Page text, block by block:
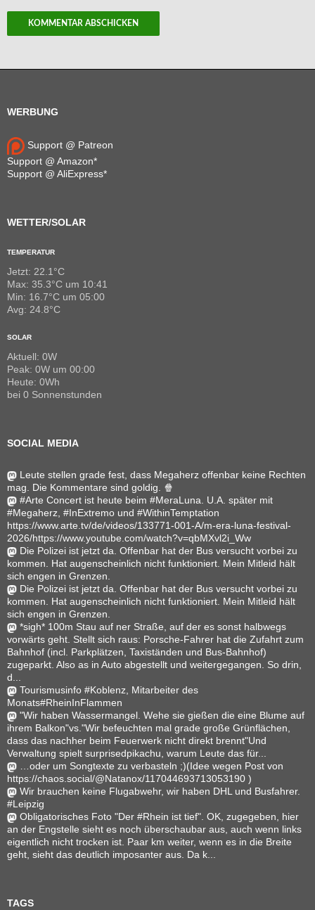
WERBUNG
Support @ Patreon
Support @ Amazon*
Support @ AliExpress*
WETTER/SOLAR
TEMPERATUR
Jetzt: 22.1°C
Max: 35.3°C um 10:41
Min: 16.7°C um 05:00
Avg: 24.8°C
SOLAR
Aktuell: 0W
Peak: 0W um 00:00
Heute: 0Wh
bei 0 Sonnenstunden
SOCIAL MEDIA
Leute stellen grade fest, dass Megaherz offenbar keine Rechten
mag. Die Kommentare sind goldig. 🍿
#Arte Concert ist heute beim #MeraLuna. U.A. später mit
#Megaherz, #InExtremo und #WithinTemptation
https://www.arte.tv/de/videos/133771-001-A/m-era-luna-festival-
2026/https://www.youtube.com/watch?v=qbMXvl2i_Ww
Die Polizei ist jetzt da. Offenbar hat der Bus versucht vorbei zu
kommen. Hat augenscheinlich nicht funktioniert. Mein Mitleid hält
sich engen in Grenzen.
Die Polizei ist jetzt da. Offenbar hat der Bus versucht vorbei zu
kommen. Hat augenscheinlich nicht funktioniert. Mein Mitleid hält
sich engen in Grenzen.
*sigh* 100m Stau auf ner Straße, auf der es sonst halbwegs
vorwärts geht. Stellt sich raus: Porsche-Fahrer hat die Zufahrt zum
Bahnhof (incl. Parkplätzen, Taxiständen und Bus-Bahnhof)
zugeparkt. Also as in Auto abgestellt und weitergegangen. So drin,
d...
Tourismusinfo #Koblenz, Mitarbeiter des
Monats#RheinInFlammen
"Wir haben Wassermangel. Wehe sie gießen die eine Blume auf
ihrem Balkon"vs."Wir befeuchten mal grade große Grünflächen,
dass das nachher beim Feuerwerk nicht direkt brennt"Und
Verwaltung spielt surprisedpikachu, warum Leute das für...
…oder um Songtexte zu verbasteln ;)(Idee wegen Post von
https://chaos.social/@Natanox/117044693713053190 )
Wir brauchen keine Flugabwehr, wir haben DHL und Busfahrer.
#Leipzig
Obligatorisches Foto "Der #Rhein ist tief". OK, zugegeben, hier
an der Engstelle sieht es noch überschaubar aus, auch wenn links
eigentlich nicht trocken ist. Paar km weiter, wenn es in die Breite
geht, sieht das deutlich imposanter aus. Da k...
TAGS